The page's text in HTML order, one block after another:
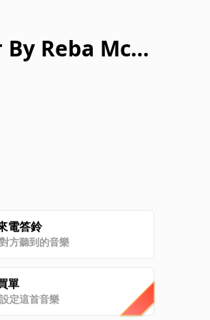
Reba McE
電答鈴
方聽到的音樂
單
定這首音樂